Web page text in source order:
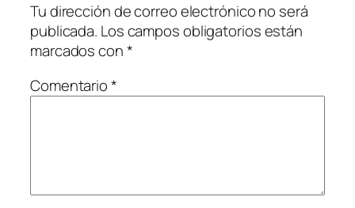
Tu dirección de correo electrónico no será
publicada. Los campos obligatorios están
marcados con*
Comentario*